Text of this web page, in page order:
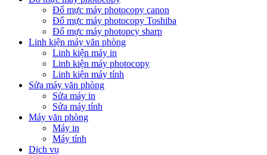
Đổ mực máy photocopy canon
Đổ mực máy photocopy Toshiba
Đổ mực máy photopcy sharp
Linh kiện máy văn phòng
Linh kiện máy in
Linh kiện máy photocopy
Linh kiện máy tính
Sửa máy văn phòng
Sửa máy in
Sửa máy tính
Máy văn phòng
Máy in
Máy tính
Dịch vụ